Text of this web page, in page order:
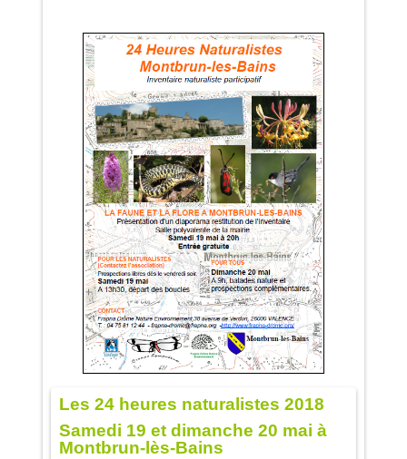
Les 24 heures naturalistes 2018
Samedi 19 et dimanche 20 mai à
Montbrun-lès-Bains